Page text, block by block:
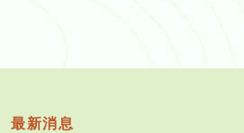
最新消息